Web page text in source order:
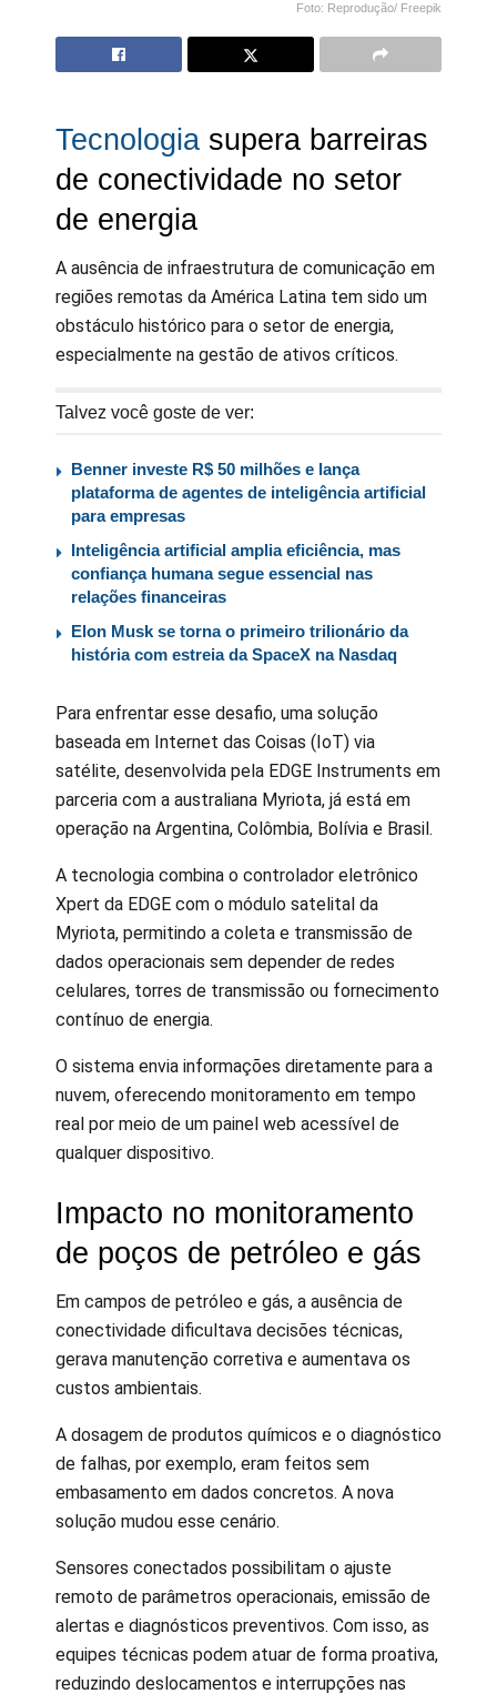
Foto: Reprodução/ Freepik
Tecnologia supera barreiras
de conectividade no setor
de energia
A ausência de infraestrutura de comunicação em
regiões remotas da América Latina tem sido um
obstáculo histórico para o setor de energia,
especialmente na gestão de ativos críticos.
Talvez você goste de ver:
Benner investe R$ 50 milhões e lança
plataforma de agentes de inteligência artificial
para empresas
Inteligência artificial amplia eficiência, mas
confiança humana segue essencial nas
relações financeiras
Elon Musk se torna o primeiro trilionário da
história com estreia da SpaceX na Nasdaq
Para enfrentar esse desafio, uma solução
baseada em Internet das Coisas (IoT) via
satélite, desenvolvida pela EDGE Instruments em
parceria com a australiana Myriota, já está em
operação na Argentina, Colômbia, Bolívia e Brasil.
A tecnologia combina o controlador eletrônico
Xpert da EDGE com o módulo satelital da
Myriota, permitindo a coleta e transmissão de
dados operacionais sem depender de redes
celulares, torres de transmissão ou fornecimento
contínuo de energia.
O sistema envia informações diretamente para a
nuvem, oferecendo monitoramento em tempo
real por meio de um painel web acessível de
qualquer dispositivo.
Impacto no monitoramento
de poços de petróleo e gás
Em campos de petróleo e gás, a ausência de
conectividade dificultava decisões técnicas,
gerava manutenção corretiva e aumentava os
custos ambientais.
A dosagem de produtos químicos e o diagnóstico
de falhas, por exemplo, eram feitos sem
embasamento em dados concretos. A nova
solução mudou esse cenário.
Sensores conectados possibilitam o ajuste
remoto de parâmetros operacionais, emissão de
alertas e diagnósticos preventivos. Com isso, as
equipes técnicas podem atuar de forma proativa,
reduzindo deslocamentos e interrupções nas